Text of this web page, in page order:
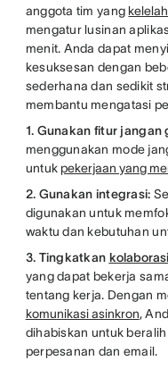
anggota tim yang
mengatur lusinan
menit. Anda dapat
kesuksesan dengan
sederhana dan sedikit
membantu mengatasi
1. Gunakan fitur jangan
menggunakan mode
untuk pekerjaan yang
2. Gunakan integrasi:
digunakan untuk
waktu dan kebutuhan
3. Tingkatkan kolaborasi
yang dapat bekerja
tentang kerja. Dengan
komunikasi asinkron,
dihabiskan untuk
perpesanan dan email.